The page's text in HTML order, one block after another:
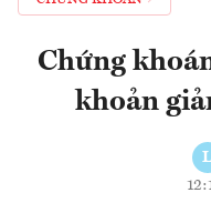
Chứng
khoản
L